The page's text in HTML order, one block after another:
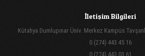
İletişim Bilgileri
Kütahya Dumlupınar Üniv. Merkez Kampüs
0 (274) 443 45 16
0 (274) 443 03 61